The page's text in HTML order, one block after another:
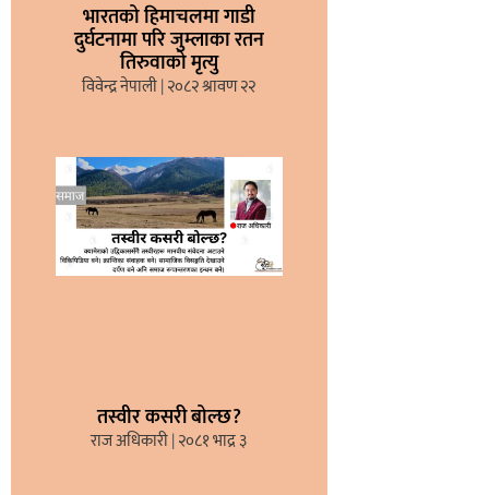
भारतको हिमाचलमा गाडी
दुर्घटनामा परि जुम्लाका रतन
तिरुवाको मृत्यु
विवेन्द्र नेपाली २०८२ श्रावण २२
तस्वीर कसरी बोल्छ?
राज अधिकारी २०८१ भाद्र ३